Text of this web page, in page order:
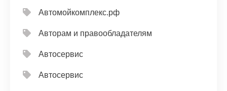
Автомойкомплекс.рф
Авторам и правообладателям
Автосервис
Автосервис